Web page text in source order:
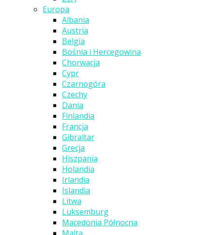
Europa
Albania
Austria
Belgia
Bośnia i Hercegowina
Chorwacja
Cypr
Czarnogóra
Czechy
Dania
Finlandia
Francja
Gibraltar
Grecja
Hiszpania
Holandia
Irlandia
Islandia
Litwa
Luksemburg
Macedonia Północna